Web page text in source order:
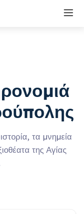
τα μνημεία
της Αγίας